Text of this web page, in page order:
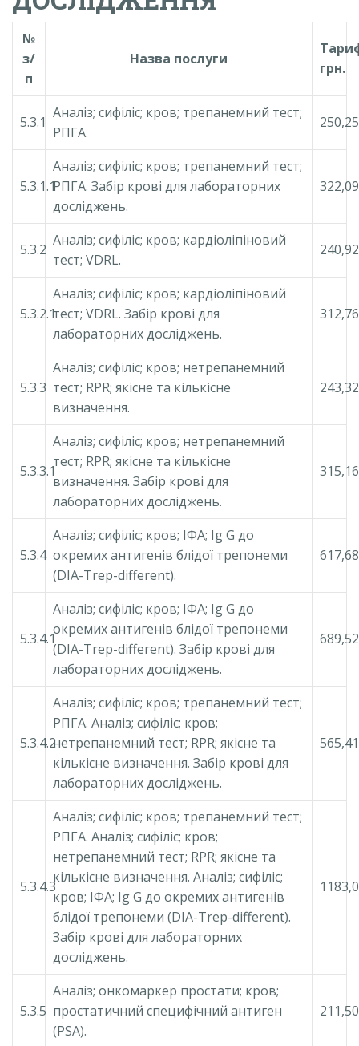
№
з/
п
Назва послуги
грн.
5.3.1
Аналіз; сифіліс; кров; трепанемний тест;
РПГА.
250,25
5.3.1.1
Аналіз; сифіліс; кров; трепанемний тест;
РПГА. Забір крові для лабораторних
досліджень.
322,09
5.3.2
Аналіз; сифіліс; кров; кардіоліпіновий
тест; VDRL.
240,92
5.3.2.1
Аналіз; сифіліс; кров; кардіоліпіновий
тест; VDRL. Забір крові для
лабораторних досліджень.
312,76
5.3.3
Аналіз; сифіліс; кров; нетрепанемний
тест; RPR; якісне та кількісне
визначення.
243,32
5.3.3.1
Аналіз; сифіліс; кров; нетрепанемний
тест; RPR; якісне та кількісне
визначення. Забір крові для
лабораторних досліджень.
315,16
5.3.4
Аналіз; сифіліс; кров; ІФА; Ig G до
окремих антигенів блідої трепонеми
(DIA-Trep-different).
617,68
5.3.4.1
Аналіз; сифіліс; кров; ІФА; Ig G до
окремих антигенів блідої трепонеми
(DIA-Trep-different). Забір крові для
лабораторних досліджень.
689,52
5.3.4.2
Аналіз; сифіліс; кров; трепанемний тест;
РПГА. Аналіз; сифіліс; кров;
нетрепанемний тест; RPR; якісне та
кількісне визначення. Забір крові для
лабораторних досліджень.
565,41
5.3.4.3
Аналіз; сифіліс; кров; трепанемний тест;
РПГА. Аналіз; сифіліс; кров;
нетрепанемний тест; RPR; якісне та
кількісне визначення. Аналіз; сифіліс;
кров; ІФА; Ig G до окремих антигенів
блідої трепонеми (DIA-Trep-different).
Забір крові для лабораторних
досліджень.
5.3.5
Аналіз; онкомаркер простати; кров;
простатичний специфічний антиген
(PSA).
211,50